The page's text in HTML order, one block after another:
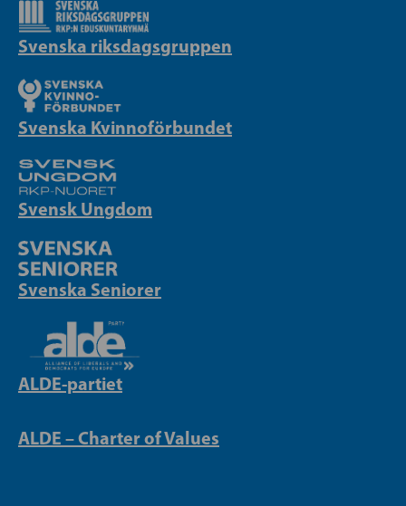
Svenska riksdagsgruppen
Svenska Kvinnoförbundet
Svensk Ungdom
Svenska Seniorer
ALDE-partiet
ALDE – Charter of Values